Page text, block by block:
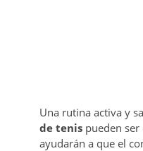
Una rutina activa y
de tenis pueden ser
ayudarán a que el